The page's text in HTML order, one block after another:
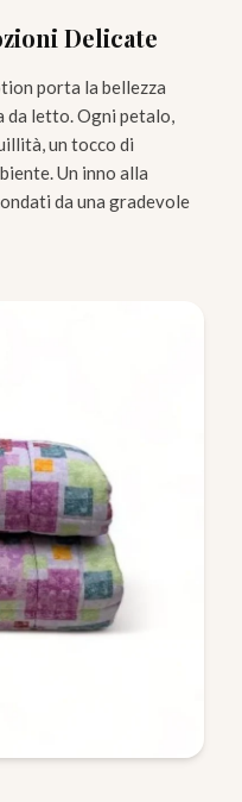
Delicate
porta la bellezza
da letto. Ogni petalo,
un tocco di
Un inno alla
da una gradevole